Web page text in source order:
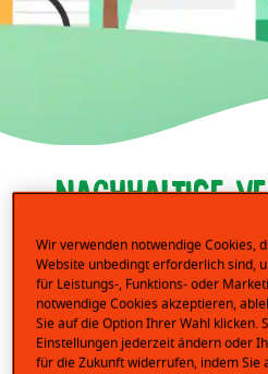
Nachhaltige
Als Teil der Ferrero Gruppe
100 % der Verpackungen
wiederverwendbar,
sein werden. Für einen
Wir verwenden notwendige Cookies,
Website unbedingt erforderlich sind,
für Leistungs-, Funktions- oder
notwendige Cookies akzeptieren,
Sie auf die Option Ihrer Wahl klicken.
Einstellungen jederzeit ändern oder
für die Zukunft widerrufen, indem Sie